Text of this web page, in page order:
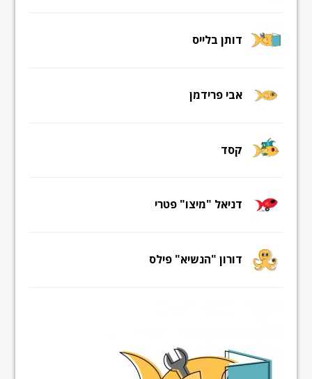
דותן בלייס
אבי פרידמן
קסד
דניאל "מיצו" פטרי
דורון "הנשיא" פילס